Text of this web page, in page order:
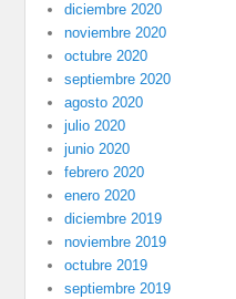
diciembre 2020
noviembre 2020
octubre 2020
septiembre 2020
agosto 2020
julio 2020
junio 2020
febrero 2020
enero 2020
diciembre 2019
noviembre 2019
octubre 2019
septiembre 2019